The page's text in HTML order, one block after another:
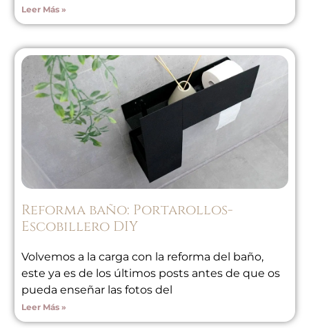
Leer Más »
Reforma baño: Portarollos-
Escobillero DIY
Volvemos a la carga con la reforma del baño,
este ya es de los últimos posts antes de que os
pueda enseñar las fotos del
Leer Más »